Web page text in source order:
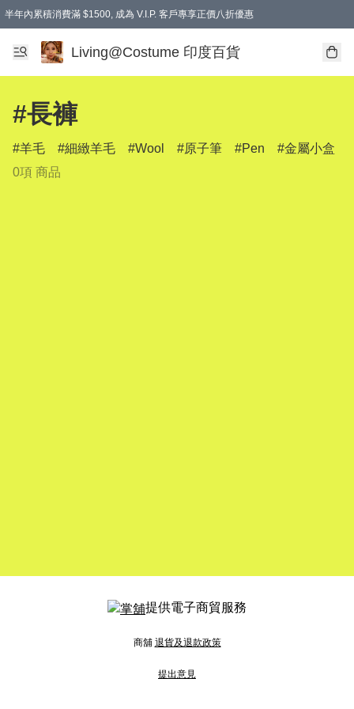
半年內累積消費滿 $1500, 成為 V.I.P. 客戶專享正價八折優惠
滿$600免本地運費
Living@Costume 印度百貨
#長褲
羊毛 細緻羊毛 Wool 原子筆 Pen
金屬小盒
0項 商品
提供電子商貿服務
商舖 退貨及退款政策
提出意見